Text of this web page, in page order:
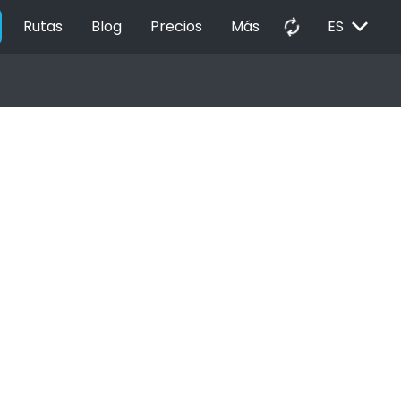
Rutas Blog Precios Más autorenew ES EXPAND_MORE